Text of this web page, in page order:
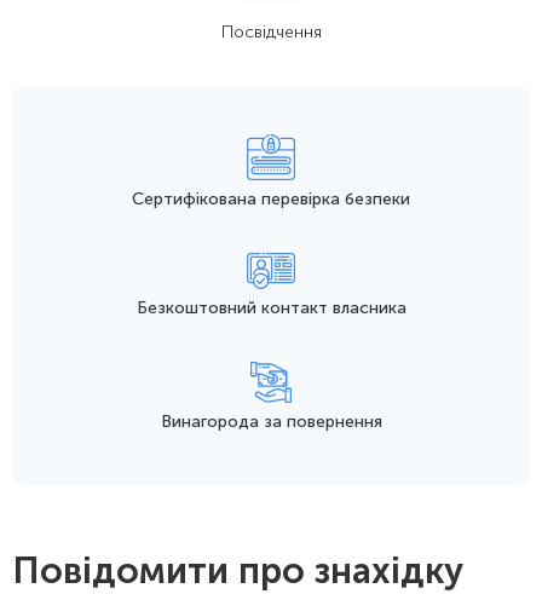
Посвідчення
Сертифікована перевірка безпеки
Безкоштовний контакт власника
Винагорода за повернення
Повідомити про знахідку